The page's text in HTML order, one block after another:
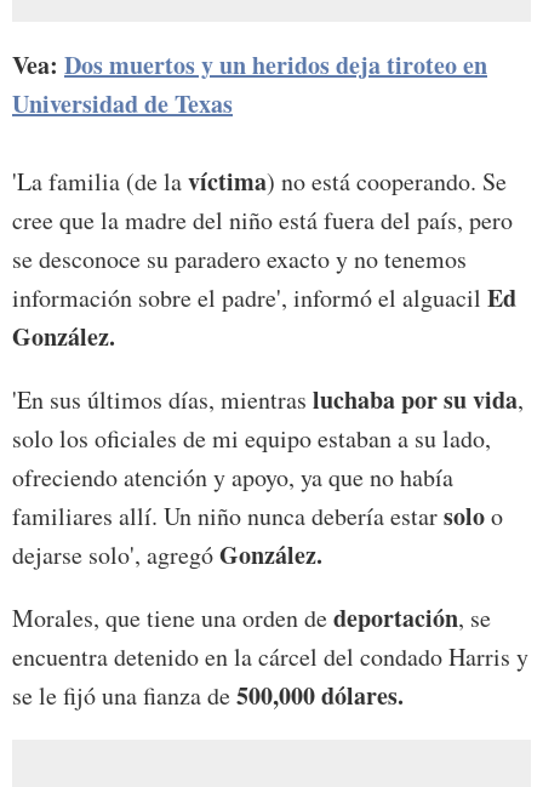
Vea: Dos muertos y un heridos deja tiroteo en
Universidad de Texas
'La familia (de lavíctima) no está cooperando. Se
cree que la madre del niño está fuera del país, pero
se desconoce su paradero exacto y no tenemos
información sobre el padre', informó el alguacil Ed
González.
'En sus últimos días, mientras luchaba por su vida,
solo los oficiales de mi equipo estaban a su lado,
ofreciendo atención y apoyo, ya que no había
familiares allí. Un niño nunca debería estarsoloo
dejarse solo', agregóGonzález.
Morales, que tiene una orden dedeportación, se
encuentra detenido en la cárcel del condado Harris y
se le fijó una fianza de500,000 dólares.